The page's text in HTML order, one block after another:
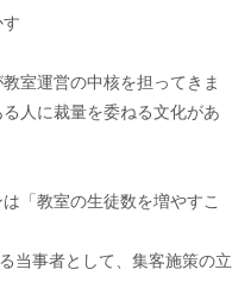
室運営の中核を担ってきま
人に裁量を委ねる文化があ
「教室の生徒数を増やすこ
当事者として、集客施策の立